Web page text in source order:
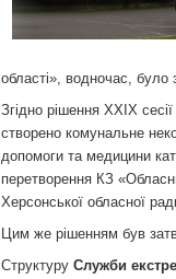
області», водночас, було
Згідно рішення XXIX
створено комунальне
допомоги та медицини
перетворення КЗ
Херсонської обласної
Цим же рішенням був
Структуру Служби